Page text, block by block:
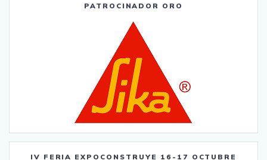
PATROCINADOR ORO
IV FERIA EXPOCONSTRUYE 16-17 OCTUBRE